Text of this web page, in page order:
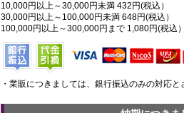
10,000円以上～30,000円未満 432円(税込）
30,000円以上～100,000円未満 648円(税込）
100,000円以上～300,000円まで 1,080円(税込）
・業販につきましては、銀行振込のみの対応と